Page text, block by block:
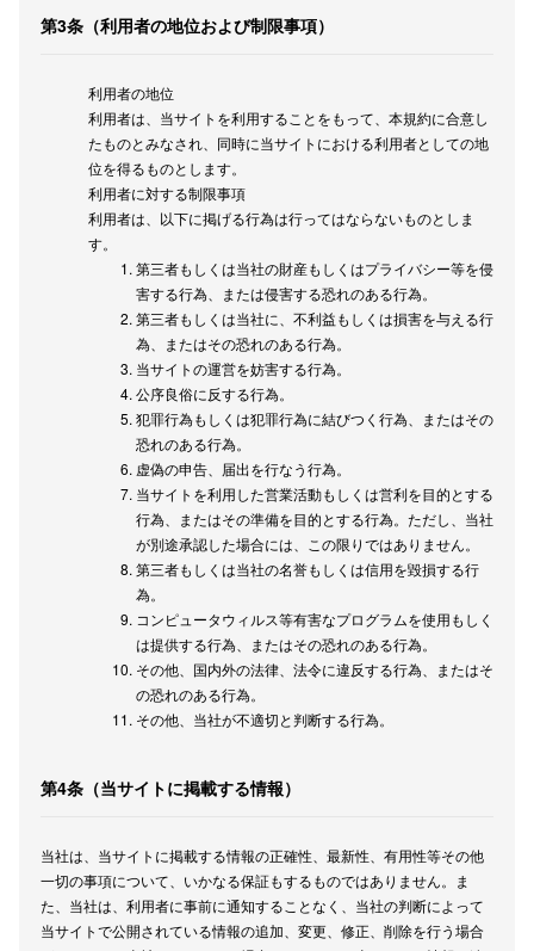
第3条（利用者の地位および制限事項）
利用者の地位
利用者は、当サイトを利用することをもって、本規約に合意し
たものとみなされ、同時に当サイトにおける利用者としての地
位を得るものとします。
利用者に対する制限事項
利用者は、以下に掲げる行為は行ってはならないものとしま
す。
第三者もしくは当社の財産もしくはプライバシー等を侵
害する行為、または侵害する恐れのある行為。
第三者もしくは当社に、不利益もしくは損害を与える行
為、またはその恐れのある行為。
当サイトの運営を妨害する行為。
公序良俗に反する行為。
犯罪行為もしくは犯罪行為に結びつく行為、またはその
恐れのある行為。
虚偽の申告、届出を行なう行為。
当サイトを利用した営業活動もしくは営利を目的とする
行為、またはその準備を目的とする行為。 ただし、当社
が別途承認した場合には、この限りではありません。
第三者もしくは当社の名誉もしくは信用を毀損する行
為。
コンピュータウィルス等有害なプログラムを使用もしく
は提供する行為、またはその恐れのある行為。
その他、国内外の法律、法令に違反する行為、またはそ
の恐れのある行為。
その他、当社が不適切と判断する行為。
第4条（当サイトに掲載する情報）
当社は、当サイトに掲載する情報の正確性、最新性、有用性等その他
一切の事項について、いかなる保証もするものではありません。ま
た、当社は、利用者に事前に通知することなく、当社の判断によって
当サイトで公開されている情報の追加、変更、修正、削除を行う場合